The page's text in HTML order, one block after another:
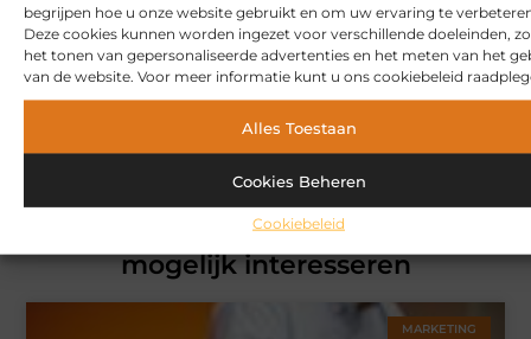
begrijpen hoe u onze website gebruikt en om uw ervaring te
Deze cookies kunnen worden ingezet voor verschillende doeleinden,
het tonen van gepersonaliseerde advertenties en het meten van het
van de website. Voor meer informatie kunt u ons cookiebeleid
Alles Toestaan
Cookies Beheren
Cookiebeleid
onze community.
Over ons Ons team
Gerelateerde artikelen
mogelijk interesseren
MARKETING